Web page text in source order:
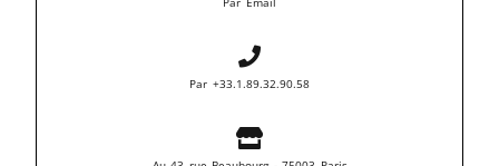
Par +33.1.89.32.90.58